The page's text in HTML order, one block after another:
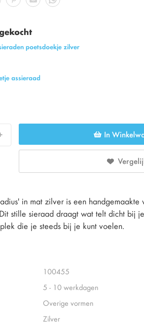
poetsdoekje zilver
assieraad
Increase In
in mat zilver is een handgemaakte
stille sieraad draagt wat telt dicht bij
die je steeds bij je kunt voelen.
100455
5 - 10 werkdagen
Overige vormen
Zilver